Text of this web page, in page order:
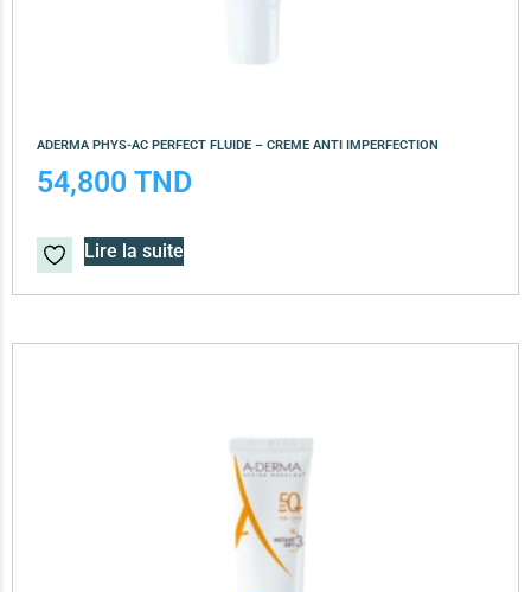
ADERMA PHYS-AC PERFECT FLUIDE – CREME ANTI IMPERFECTION
54,800 TND
Lire la suite